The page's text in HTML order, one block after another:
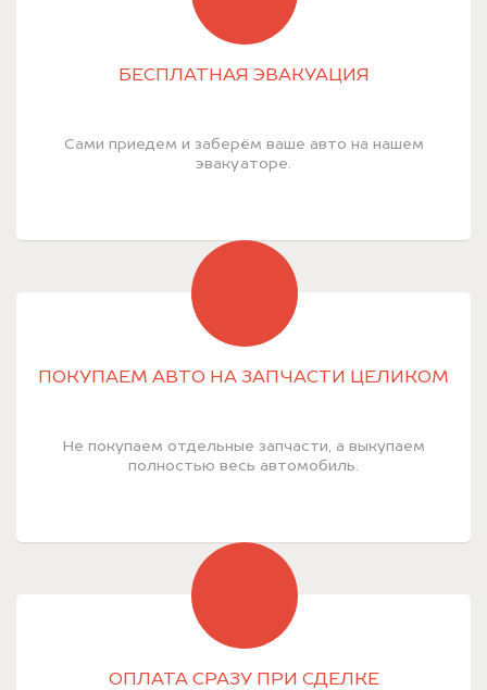
БЕСПЛАТНАЯ ЭВАКУАЦИЯ
Сами приедем и заберём ваше авто на нашем
эвакуаторе.
ПОКУПАЕМ АВТО НА ЗАПЧАСТИ ЦЕЛИКОМ
Не покупаем отдельные запчасти, а выкупаем
полностью весь автомобиль.
ОПЛАТА СРАЗУ ПРИ СДЕЛКЕ